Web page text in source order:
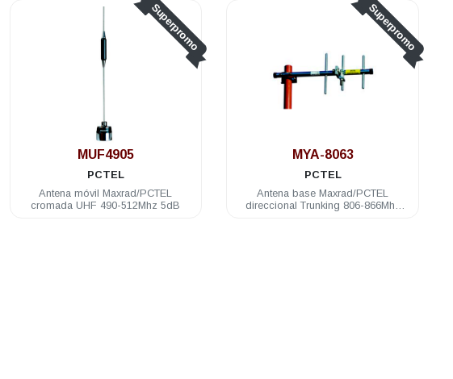
Superpromo
MUF4905
PCTEL
Antena móvil Maxrad/PCTEL
cromada UHF 490-512Mhz 5dB
Superpromo
MYA-8063
PCTEL
Antena base Maxrad/PCTEL
direccional Trunking 806-866Mhz